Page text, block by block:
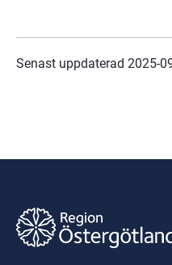
Senast uppdaterad 2025-